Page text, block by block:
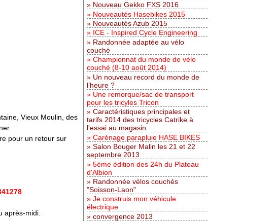
Vieux Moulin, des
pour un retour sur
après-midi.
Nouveau Gekko FXS 2016
Nouveautés Hasebikes 2015
Nouveautés Azub 2015
ICE - Inspired Cycle Engineering
Randonnée adaptée au vélo
couché
Championnat du monde de vélo
couché (8-10 août 2014)
Un nouveau record du monde de
l’heure ?
Une remorque/sac de transport
pour les tricyles Tricon
Caractéristiques principales et
tarifs 2014 des tricycles Catrike à
l'essai au magasin
Carénage parapluie HASE BIKES
Salon Bouger Malin les 21 et 22
septembre 2013
5ème édition des 24h du Plateau
d'Albion
Randonnée vélos couchés
"Soisson-Laon"
Je construis mon véhicule
électrique
convergence 2013